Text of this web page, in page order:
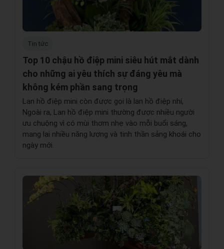
Tin tức
Top 10 chậu hồ điệp mini siêu hút mắt dành
cho những ai yêu thích sự đáng yêu mà
không kém phần sang trọng
Lan hồ điệp mini còn được gọi là lan hồ điệp nhí,
Ngoài ra, Lan hồ điệp mini thường được nhiều người
ưu chuộng vì có mùi thơm nhẹ vào mỗi buổi sáng,
mang lại nhiều năng lượng và tinh thần sảng khoái cho
ngày mới.